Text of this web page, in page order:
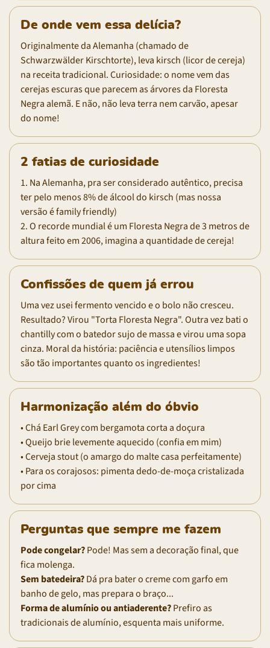
De onde vem essa delícia?
Originalmente da Alemanha (chamado de
Schwarzwälder Kirschtorte), leva kirsch (licor de cereja)
na receita tradicional. Curiosidade: o nome vem das
cerejas escuras que parecem as árvores da Floresta
Negra alemã. E não, não leva terra nem carvão, apesar
do nome!
2 fatias de curiosidade
1. Na Alemanha, pra ser considerado autêntico, precisa
ter pelo menos 8% de álcool do kirsch (mas nossa
versão é family friendly)
2. O recorde mundial é um Floresta Negra de 3 metros de
altura feito em 2006, imagina a quantidade de cereja!
Confissões de quem já errou
Uma vez usei fermento vencido e o bolo não cresceu.
Resultado? Virou "Torta Floresta Negra". Outra vez bati o
chantilly com o batedor sujo de massa e virou uma sopa
cinza. Moral da história: paciência e utensílios limpos
são tão importantes quanto os ingredientes!
Harmonização além do óbvio
• Chá Earl Grey com bergamota corta a doçura
• Queijo brie levemente aquecido (confia em mim)
• Cerveja stout (o amargo do malte casa perfeitamente)
• Para os corajosos: pimenta dedo-de-moça cristalizada
por cima
Perguntas que sempre me fazem
Pode congelar?Pode! Mas sem a decoração final, que
fica molenga.
Sem batedeira?Dá pra bater o creme com garfo em
banho de gelo, mas prepara o braço...
Forma de alumínio ou antiaderente?Prefiro as
tradicionais de alumínio, esquenta mais uniforme.